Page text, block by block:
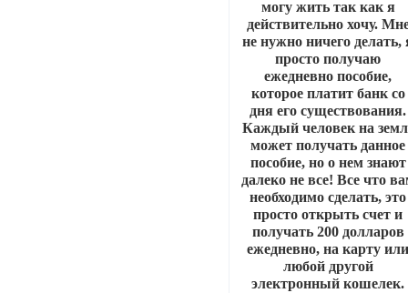
могу жить так как я
действительно хочу.
не нужно ничего делать,
просто получаю
ежедневно пособие,
которое платит банк со
дня его существования.
Каждый человек на
может получать данное
пособие, но о нем знают
далеко не все! Все что
необходимо сделать, это
просто открыть счет и
получать 200 долларов
ежедневно, на карту
любой другой
электронный кошелек.